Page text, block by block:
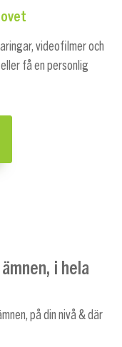
videofilmer och
få en personlig
i hela
på din nivå & där